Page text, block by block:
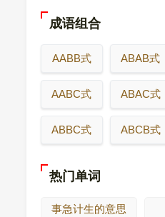
成语组合
AABB式 ABAB式
AABC式 ABAC式
ABBC式 ABCB式
热门单词
事急计生的意思